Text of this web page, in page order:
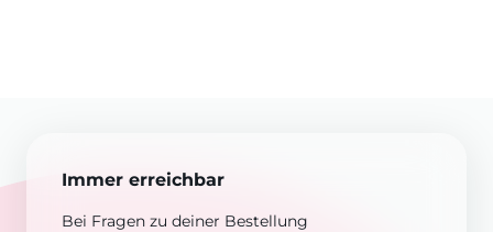
Immer erreichbar
Bei Fragen zu deiner Bestellung